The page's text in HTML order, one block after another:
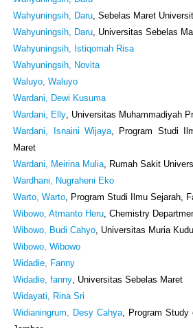
Wahyuningsih, Daru, Sebelas Maret
Wahyuningsih, Daru, Universitas Sebelas
Wahyuningsih, Istiqomah Risa
Wahyuningsih, Novita
Waluyo, Waluyo
Wardani, Dewi Kusuma
Wardani, Elly, Universitas Muhammadiyah
Wardani, Isnaini Wijaya, Program Studi
Maret
Wardani, Meirina Mulia, Rumah Sakit
Wardhani, Nugraheni Eko
Warto, Warto, Program Studi Ilmu Sejarah,
Wibowo, Atmanto Heru, Chemistry
Wibowo, Budi Cahyo, Universitas Muria
Wibowo, Wibowo
Widadie, Fanny
Widadie, fanny, Universitas Sebelas Maret
Widayati, Rina Sri
Widianingrum, Desy Cahya, Program Study